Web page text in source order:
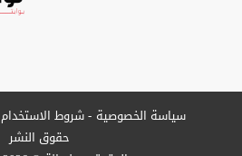
سياسة الخصوصية شروط الاستخدام
حقوق النشر